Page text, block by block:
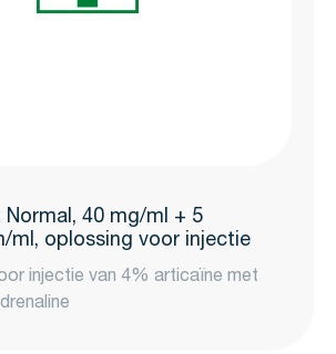
Normal, 40 mg/ml + 5
ml, oplossing voor injectie
injectie van 4% articaïne met